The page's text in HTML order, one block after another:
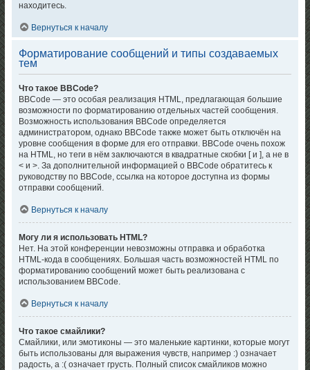
находитесь.
Вернуться к началу
Форматирование сообщений и типы создаваемых
тем
Что такое BBCode?
BBCode — это особая реализация HTML, предлагающая большие
возможности по форматированию отдельных частей сообщения.
Возможность использования BBCode определяется
администратором, однако BBCode также может быть отключён на
уровне сообщения в форме для его отправки. BBCode очень похож
на HTML, но теги в нём заключаются в квадратные скобки [ и ], а не в
< и >. За дополнительной информацией о BBCode обратитесь к
руководству по BBCode, ссылка на которое доступна из формы
отправки сообщений.
Вернуться к началу
Могу ли я использовать HTML?
Нет. На этой конференции невозможны отправка и обработка
HTML-кода в сообщениях. Большая часть возможностей HTML по
форматированию сообщений может быть реализована с
использованием BBCode.
Вернуться к началу
Что такое смайлики?
Смайлики, или эмотиконы — это маленькие картинки, которые могут
быть использованы для выражения чувств, например :) означает
радость, а :( означает грусть. Полный список смайликов можно